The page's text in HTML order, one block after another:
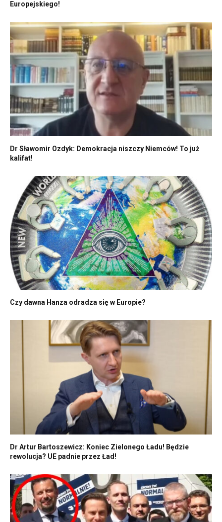
Europejskiego!
Dr Sławomir Ozdyk: Demokracja niszczy Niemców! To już
kalifat!
Czy dawna Hanza odradza się w Europie?
Dr Artur Bartoszewicz: Koniec Zielonego Ładu! Będzie
rewolucja? UE padnie przez Ład!